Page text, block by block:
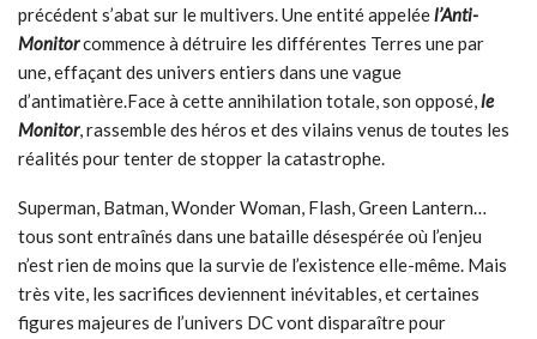
précédent s’abat sur le multivers. Une entité appeléel’Anti-
Monitorcommence à détruire les différentes Terres une par
une, effaçant des univers entiers dans une vague
d’antimatière.Face à cette annihilation totale, son opposé,le
Monitor, rassemble des héros et des vilains venus de toutes les
réalités pour tenter de stopper la catastrophe.
Superman, Batman, Wonder Woman, Flash, Green Lantern…
tous sont entraînés dans une bataille désespérée où l’enjeu
n’est rien de moins que la survie de l’existence elle-même. Mais
très vite, les sacrifices deviennent inévitables, et certaines
figures majeures de l’univers DC vont disparaître pour